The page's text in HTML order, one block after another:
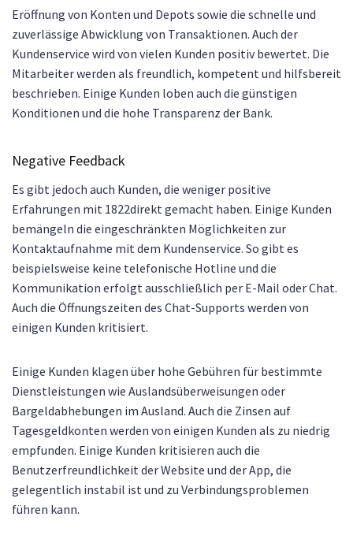
Eröffnung von Konten und Depots sowie die schnelle und
zuverlässige Abwicklung von Transaktionen. Auch der
Kundenservice wird von vielen Kunden positiv bewertet. Die
Mitarbeiter werden als freundlich, kompetent und hilfsbereit
beschrieben. Einige Kunden loben auch die günstigen
Konditionen und die hohe Transparenz der Bank.
Negative Feedback
Es gibt jedoch auch Kunden, die weniger positive
Erfahrungen mit 1822direkt gemacht haben. Einige Kunden
bemängeln die eingeschränkten Möglichkeiten zur
Kontaktaufnahme mit dem Kundenservice. So gibt es
beispielsweise keine telefonische Hotline und die
Kommunikation erfolgt ausschließlich per E-Mail oder Chat.
Auch die Öffnungszeiten des Chat-Supports werden von
einigen Kunden kritisiert.
Einige Kunden klagen über hohe Gebühren für bestimmte
Dienstleistungen wie Auslandsüberweisungen oder
Bargeldabhebungen im Ausland. Auch die Zinsen auf
Tagesgeldkonten werden von einigen Kunden als zu niedrig
empfunden. Einige Kunden kritisieren auch die
Benutzerfreundlichkeit der Website und der App, die
gelegentlich instabil ist und zu Verbindungsproblemen
führen kann.